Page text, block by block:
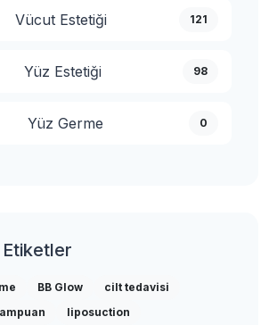
Vücut Estetiği 121
Yüz Estetiği 98
Yüz Germe 0
BB Glow
cilt tedavisi
liposuction